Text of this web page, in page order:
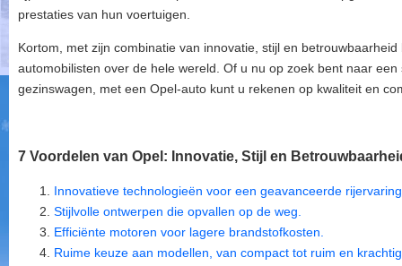
prestaties van hun voertuigen.
Kortom, met zijn combinatie van innovatie, stijl en
automobilisten over de hele wereld. Of u nu op zoek bent naar
gezinswagen, met een Opel-auto kunt u rekenen op kwaliteit en
7 Voordelen van Opel: Innovatie, Stijl en
Innovatieve technologieën voor een geavanceerde
Stijlvolle ontwerpen die opvallen op de weg.
Efficiënte motoren voor lagere brandstofkosten.
Ruime keuze aan modellen, van compact tot ruim en